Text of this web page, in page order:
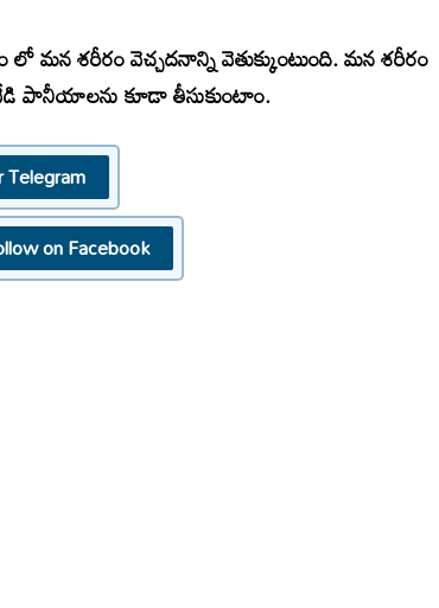
మన శరీరం వెచ్చదనాన్ని వెతుక్కుంటుంది. మన శరీరం
పానీయాలను కూడా తీసుకుంటాం.
Telegram
on Facebook